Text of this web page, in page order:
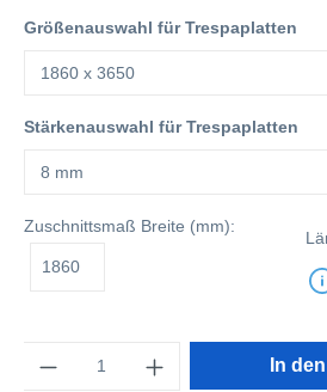
Größenauswahl für Trespaplatten
Stärkenauswahl für Trespaplatten
Zuschnittsmaß Breite (mm):
In